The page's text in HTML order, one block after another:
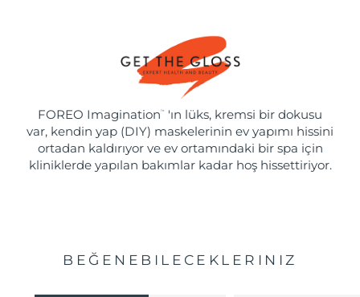
FOREO Imagination ™
'ın lüks, kremsi bir dokusu
var, kendin yap (DIY) maskelerinin ev yapımı hissini
ortadan kaldırıyor ve ev ortamındaki bir spa için
kliniklerde yapılan bakımlar kadar hoş hissettiriyor.
BEĞENEBILECEKLERINIZ